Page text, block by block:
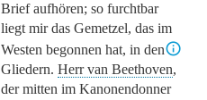
Brief aufhören; so furchtbar
liegt mir das Gemetzel, das im
Westen begonnen hat, in den
Gliedern. Herr van Beethoven,
der mitten im Kanonendonner